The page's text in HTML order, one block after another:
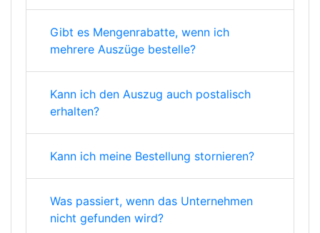
Gibt es Mengenrabatte, wenn ich
mehrere Auszüge bestelle?
Kann ich den Auszug auch postalisch
erhalten?
Kann ich meine Bestellung stornieren?
Was passiert, wenn das Unternehmen
nicht gefunden wird?